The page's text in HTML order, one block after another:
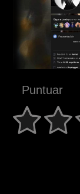
Puntuar